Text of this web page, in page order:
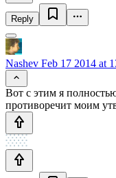
Reply
Nashev Feb 17 2014 at
Вот с этим я
противоречит моим